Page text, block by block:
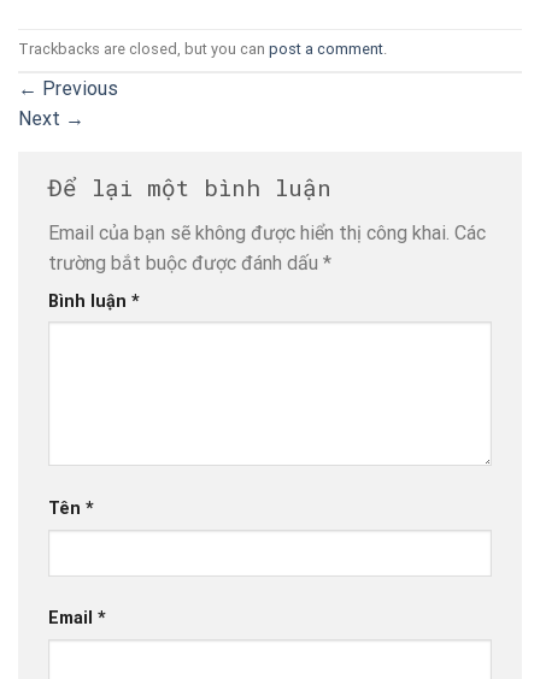
Trackbacks are closed, but you can post a comment.
← Previous
Next →
Để lại một bình luận
Email của bạn sẽ không được hiển thị công khai. Các
trường bắt buộc được đánh dấu *
Bình luận *
Tên *
Email *